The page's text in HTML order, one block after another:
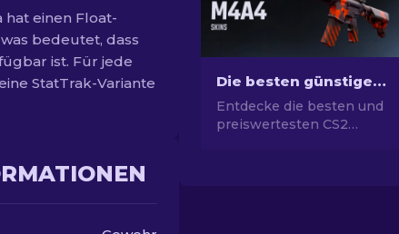
hat einen Float-
bedeutet, dass
ist. Für jede
StatTrak-Variante
Die besten günstigen CS2 M4A4 Skins [2026]
Entdecke die besten und
preiswertesten CS2